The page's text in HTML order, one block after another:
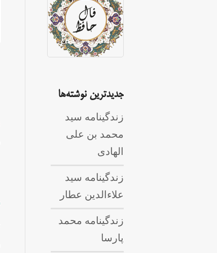
جدیدترین نوشته‌ها
زندگینامه سید
محمد بن علی
الهادی
زندگینامه سید
علاءالدین عطار
زندگینامه محمد
پارسا